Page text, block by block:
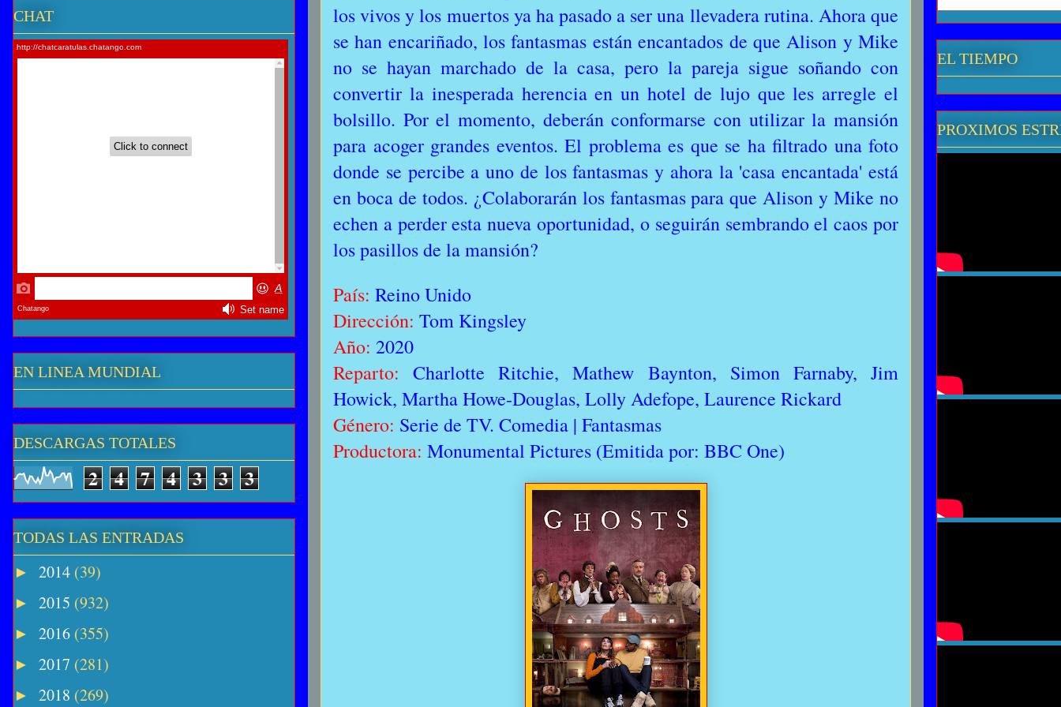
los vivos y los muertos ya ha pasado a ser una llevadera rutina. Ahora que
se han encariñado, los fantasmas están encantados de que Alison y Mike
no se hayan marchado de la casa, pero la pareja sigue soñando con
convertir la inesperada herencia en un hotel de lujo que les arregle el
bolsillo. Por el momento, deberán conformarse con utilizar la mansión
para acoger grandes eventos. El problema es que se ha filtrado una foto
donde se percibe a uno de los fantasmas y ahora la 'casa encantada' está
en boca de todos. ¿Colaborarán los fantasmas para que Alison y Mike no
echen a perder esta nueva oportunidad, o seguirán sembrando el caos por
los pasillos de la mansión?
País: Reino Unido
Dirección: Tom Kingsley
Año: 2020
Reparto: Charlotte Ritchie, Mathew Baynton, Simon Farnaby, Jim
Howick, Martha Howe-Douglas, Lolly Adefope, Laurence Rickard
Género: Serie de TV. Comedia | Fantasmas
Productora: Monumental Pictures (Emitida por: BBC One)
CHAT
EN LINEA MUNDIAL
DESCARGAS TOTALES
2 4 7 4 3 3 3
TODAS LAS ENTRADAS
► 2014 (39)
► 2015 (932)
► 2016 (355)
► 2017 (281)
► 2018 (269)
EL TIEMPO
PROXIMOS